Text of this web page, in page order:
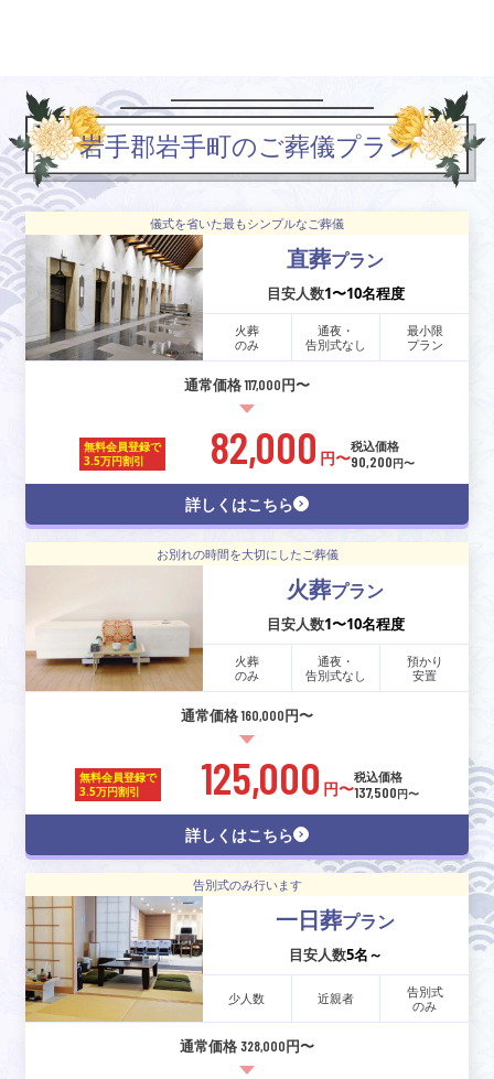
岩手郡岩手町のご葬儀プラン
儀式を省いた最もシンプルなご葬儀
直葬プラン
目安人数1〜10名程度
火葬
のみ
通夜・
告別式なし
最小限
プラン
通常価格 117,000円〜
無料会員登録で
3.5万円割引
82,000 円〜
税込価格
90,200円〜
詳しくはこちら
お別れの時間を大切にしたご葬儀
火葬プラン
目安人数1〜10名程度
火葬
のみ
通夜・
告別式なし
預かり
安置
通常価格 160,000円〜
無料会員登録で
3.5万円割引
125,000 円〜
税込価格
137,500円〜
詳しくはこちら
告別式のみ行います
一日葬プラン
目安人数5名～
少人数 近親者
告別式
のみ
通常価格 328,000円〜